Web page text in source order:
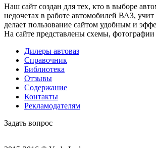
Наш сайт создан для тех, кто в выборе
недочетах в работе автомобилей ВАЗ,
делает пользование сайтом удобным и
На сайте представлены схемы,
Дилеры автоваз
Справочник
Библиотека
Отзывы
Содержание
Контакты
Рекламодателям
Задать вопрос